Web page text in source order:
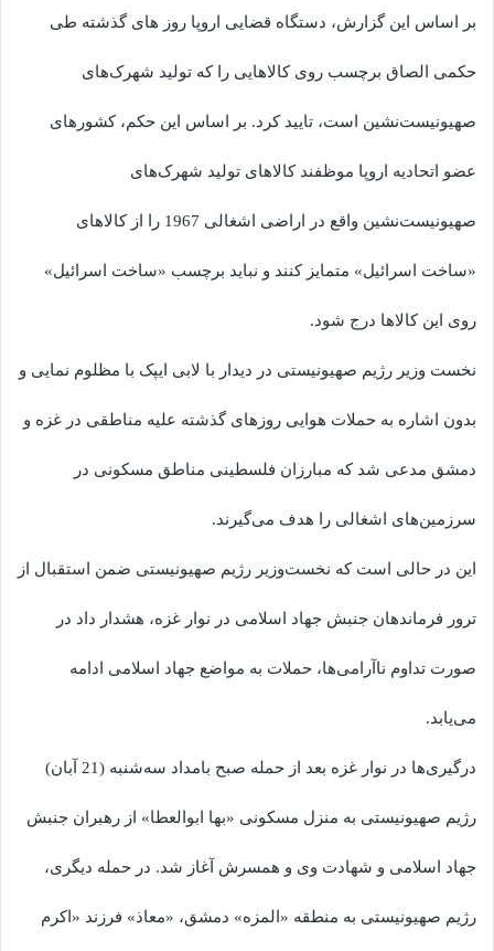
بر اساس این گزارش، دستگاه قضایی اروپا روز های گذشته طی
حکمی الصاق برچسب روی کالا‌هایی را که تولید شهرک‌های
صهیونیست‌نشین است، تایید کرد. بر اساس این حکم، کشور‌های
عضو اتحادیه اروپا موظفند کالا‌های تولید شهرک‌های
صهیونیست‌نشین واقع در اراضی اشغالی 1967 را از کالا‌های
«ساخت اسرائیل» متمایز کنند و نباید برچسب «ساخت اسرائیل»
روی این کالا‌ها درج شود.
نخست وزیر رژیم صهیونیستی در دیدار با لابی ایپک با مظلوم نمایی و
بدون اشاره به حملات هوایی روزهای گذشته علیه مناطقی در غزه و
دمشق مدعی شد که مبارزان فلسطینی مناطق مسکونی در
سرزمین‌های اشغالی را هدف می‌گیرند.
این در حالی است که نخست‌وزیر رژیم صهیونیستی ضمن استقبال از
ترور فرماندهان جنبش جهاد اسلامی در نوار غزه، هشدار داد در
صورت تداوم ناآرامی‌ها، حملات به مواضع جهاد اسلامی ادامه
می‌یابد.
درگیری‌ها در نوار غزه بعد از حمله صبح بامداد سه‌شنبه (21 آبان)
رژیم صهیونیستی به منزل مسکونی «بها ابوالعطا» از رهبران جنبش
جهاد اسلامی و شهادت وی و همسرش آغاز شد. در حمله دیگری،
رژیم صهیونیستی به منطقه «المزه» دمشق، «معاذ» فرزند «اکرم